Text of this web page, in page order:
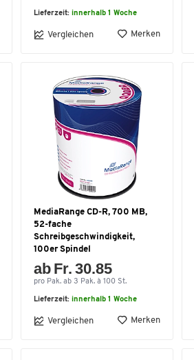
Lieferzeit: innerhalb 1 Woche
Vergleichen Merken
MediaRange CD-R, 700 MB,
52-fache
Schreibgeschwindigkeit,
100er Spindel
ab Fr. 30.85
pro Pak. ab 3 Pak. à 100 St.
Lieferzeit: innerhalb 1 Woche
Vergleichen Merken